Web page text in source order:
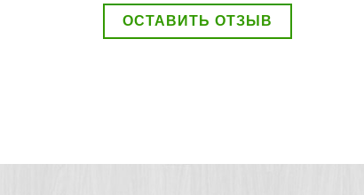
ОСТАВИТЬ ОТЗЫВ